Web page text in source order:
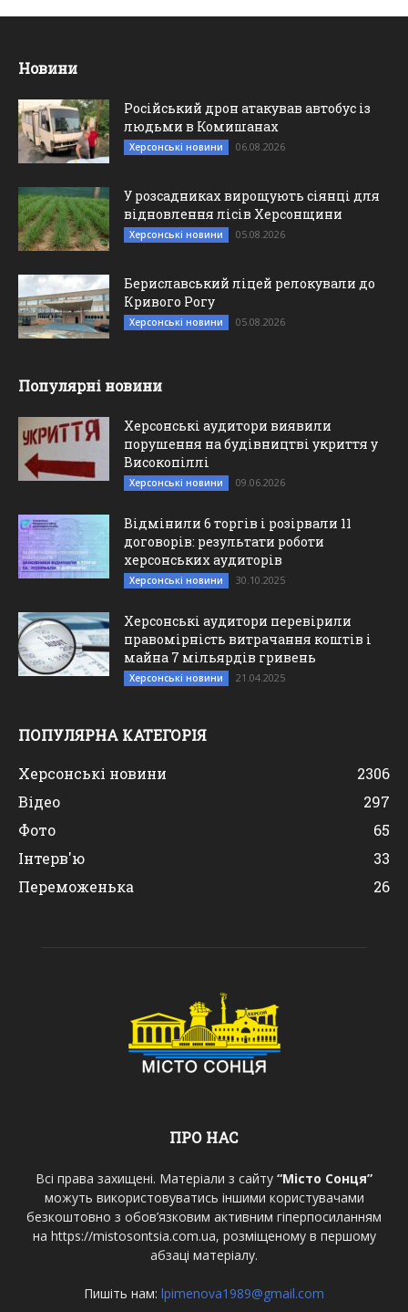
Новини
Російський дрон атакував автобус із
людьми в Комишанах
Херсонські новини 06.08.2026
У розсадниках вирощують сіянці для
відновлення лісів Херсонщини
Херсонські новини 05.08.2026
Бериславський ліцей релокували до
Кривого Рогу
Херсонські новини 05.08.2026
Популярні новини
Херсонські аудитори виявили
порушення на будівництві укриття у
Високопіллі
Херсонські новини 09.06.2026
Відмінили 6 торгів і розірвали 11
договорів: результати роботи
херсонських аудиторів
Херсонські новини 30.10.2025
Херсонські аудитори перевірили
правомірність витрачання коштів і
майна 7 мільярдів гривень
Херсонські новини 21.04.2025
ПОПУЛЯРНА КАТЕГОРІЯ
Херсонські новини
2306
Відео
297
Фото
65
Інтерв'ю
33
Переможенька
26
ПРО НАС
Всі права захищені. Матеріали з сайту “Місто Сонця”
можуть використовуватись іншими користувачами
безкоштовно з обов’язковим активним гіперпосиланням
на https://mistosontsia.com.ua, розміщеному в першому
абзаці матеріалу.
Пишіть нам: lpimenova1989@gmail.com